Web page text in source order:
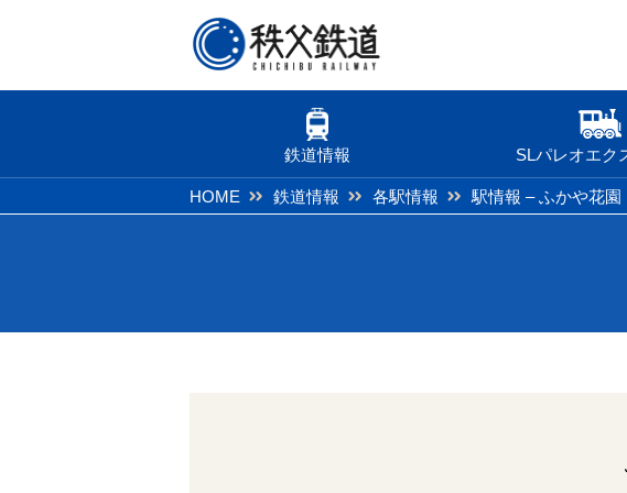
鉄道情報 SLパレオエク
HOME 鉄道情報 各駅情報 駅情報 – ふかや花園